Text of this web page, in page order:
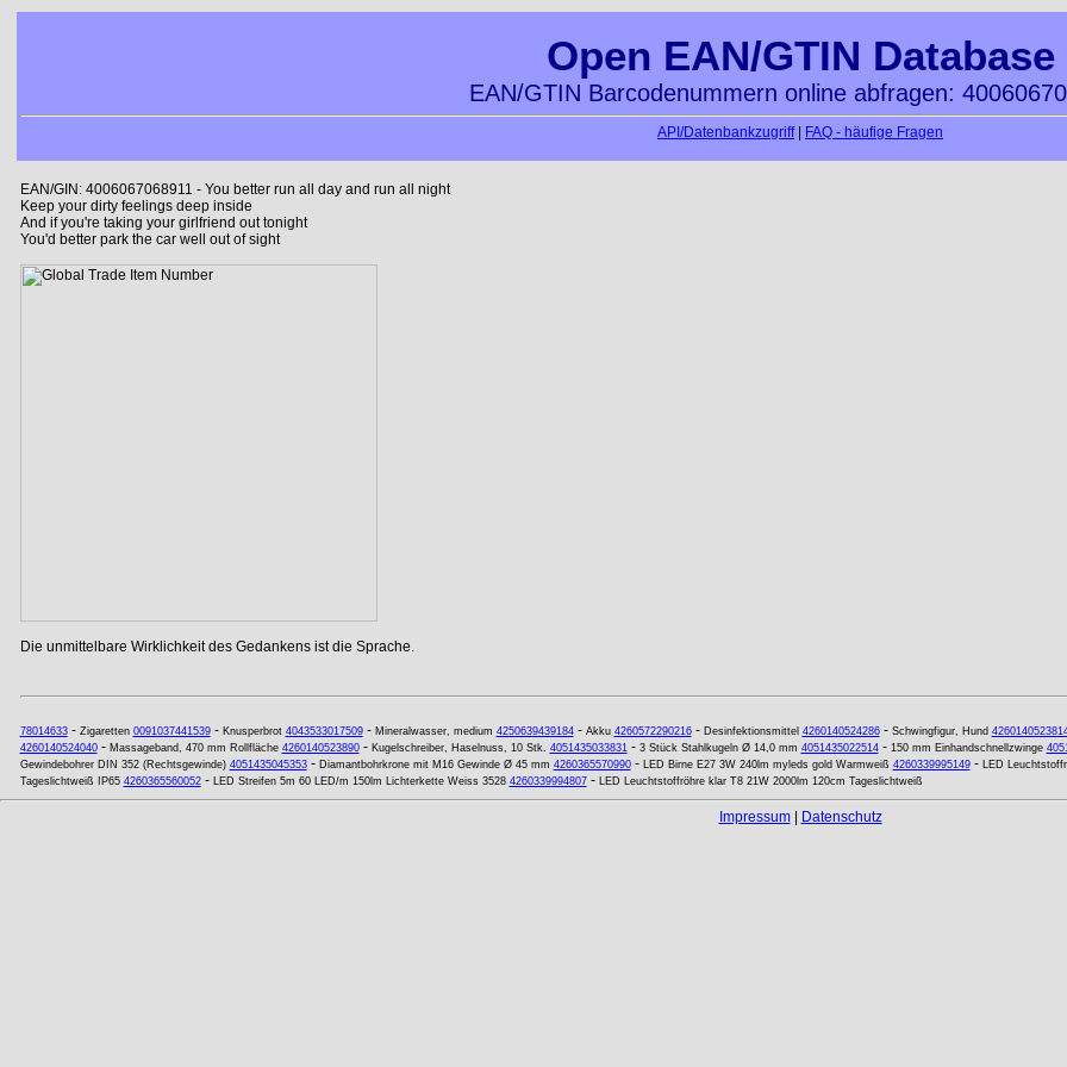
Open EAN/GTIN Database
EAN/GTIN Barcodenummern online abfragen:
API/Datenbankzugriff| FAQ - häufige Fragen
EAN/GIN: 4006067068911 - You better run all day and run all night
Keep your dirty feelings deep inside
And if you're taking your girlfriend out tonight
You'd better park the car well out of sight
Die unmittelbare Wirklichkeit des Gedankens ist die Sprache.
78014633- Zigaretten 0091037441539- Knusperbrot 4043533017509- Mineralwasser, medium 4250639439184- Akku 4260572290216- Desinfektionsmittel 4260140524286- Schwingfigur, Hund
4260140524040- Massageband, 470 mm Rollfläche 4260140523890- Kugelschreiber, Haselnuss, 10 Stk. 4051435033831- 3 Stück Stahlkugeln Ø 14,0 mm 4051435022514- 150 mm Einhandschnellzwinge
Gewindebohrer DIN 352 (Rechtsgewinde) 4051435045353- Diamantbohrkrone mit M16 Gewinde Ø 45 mm 4260365570990- LED Birne E27 3W 240lm myleds gold Warmweiß 4260339995149- LED
Tageslichtweiß IP65 4260365560052- LED Streifen 5m 60 LED/m 150lm Lichterkette Weiss 3528 4260339994807- LED Leuchtstoffröhre klar T8 21W 2000lm 120cm Tageslichtweiß
Impressum| Datenschutz